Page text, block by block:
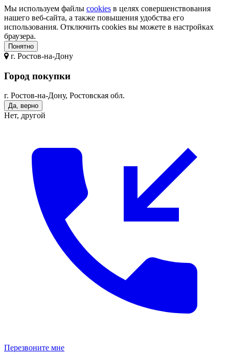
Мы используем файлы cookies в целях совершенствования
нашего веб-сайта, а также повышения удобства его
использования. Отключить cookies вы можете в настройках
браузера.
Понятно
г. Ростов-на-Дону
Город покупки
г. Ростов-на-Дону, Ростовская обл.
Да, верно
Нет, другой
Перезвоните мне